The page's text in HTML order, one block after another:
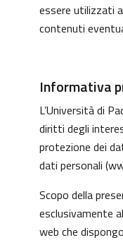
essere utilizzati
contenuti
Informativa
L’Università di
diritti degli
protezione dei
dati personali (
Scopo della
esclusivamente
web che